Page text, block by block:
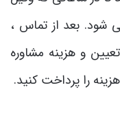
شود. بعد از تماس ،
و هزینه مشاوره
را پرداخت کنید.